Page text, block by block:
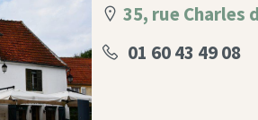
35, rue Charles
01 60 43 49 08